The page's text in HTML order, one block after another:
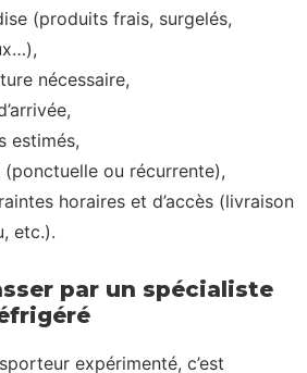
(produits frais, surgelés,
nécessaire,
estimés,
(ponctuelle ou récurrente),
horaires et d’accès (livraison
etc.).
par un spécialiste
expérimenté, c’est